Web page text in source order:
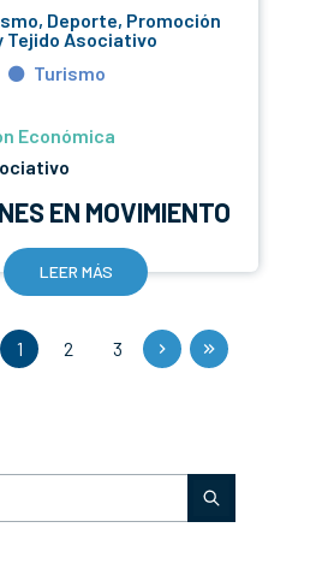
Deporte, Promoción
Tejido Asociativo
Turismo
Económica
EN MOVIMIENTO
LEER MÁS
1 2 3